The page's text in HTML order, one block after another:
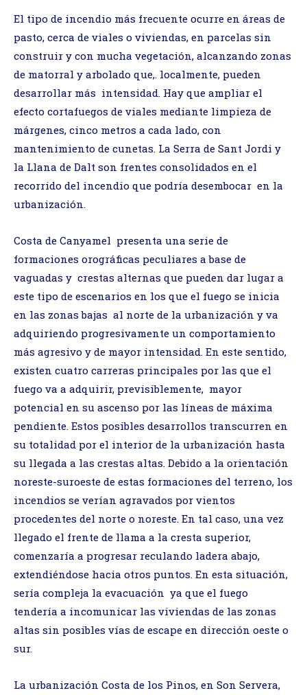
El tipo de incendio más frecuente ocurre en áreas de
pasto, cerca de viales o viviendas, en parcelas sin
construir y con mucha vegetación, alcanzando zonas
de matorral y arbolado que,. localmente, pueden
desarrollar más intensidad. Hay que ampliar el
efecto cortafuegos de viales mediante limpieza de
márgenes, cinco metros a cada lado, con
mantenimiento de cunetas. La Serra de Sant Jordi y
la Llana de Dalt son frentes consolidados en el
recorrido del incendio que podría desembocar en la
urbanización.
Costa de Canyamel presenta una serie de
formaciones orográficas peculiares a base de
vaguadas y crestas alternas que pueden dar lugar a
este tipo de escenarios en los que el fuego se inicia
en las zonas bajas al norte de la urbanización y va
adquiriendo progresivamente un comportamiento
más agresivo y de mayor intensidad. En este sentido,
existen cuatro carreras principales por las que el
fuego va a adquirir, previsiblemente, mayor
potencial en su ascenso por las líneas de máxima
pendiente. Estos posibles desarrollos transcurren en
su totalidad por el interior de la urbanización hasta
su llegada a las crestas altas. Debido a la orientación
noreste-suroeste de estas formaciones del terreno, los
incendios se verían agravados por vientos
procedentes del norte o noreste. En tal caso, una vez
llegado el frente de llama a la cresta superior,
comenzaría a progresar reculando ladera abajo,
extendiéndose hacia otros puntos. En esta situación,
sería compleja la evacuación ya que el fuego
tendería a incomunicar las viviendas de las zonas
altas sin posibles vías de escape en dirección oeste o
sur.
La urbanización Costa de los Pinos, en Son Servera,